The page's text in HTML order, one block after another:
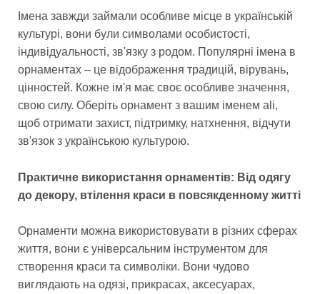
Імена завжди займали особливе місце в українській
культурі, вони були символами особистості,
індивідуальності, зв'язку з родом. Популярні імена в
орнаментах – це відображення традицій, вірувань,
цінностей. Кожне ім'я має своє особливе значення,
свою силу. Оберіть орнамент з вашим іменем ali,
щоб отримати захист, підтримку, натхнення, відчути
зв'язок з українською культурою.
Практичне використання орнаментів: Від одягу
до декору, втілення краси в повсякденному житті
Орнаменти можна використовувати в різних сферах
життя, вони є універсальним інструментом для
створення краси та символіки. Вони чудово
виглядають на одязі, прикрасах, аксесуарах,